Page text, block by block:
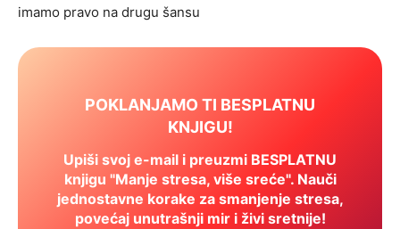
imamo pravo na drugu šansu
POKLANJAMO TI BESPLATNU
KNJIGU!
Upiši svoj e-mail i preuzmi BESPLATNU
knjigu "Manje stresa, više sreće". Nauči
jednostavne korake za smanjenje stresa,
povećaj unutrašnji mir i živi sretnije!